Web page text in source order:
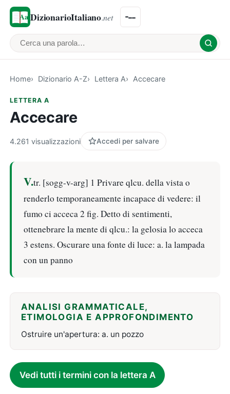
DizionarioItaliano.net
Cerca una parola
Home Dizionario A-Z Lettera A Accecare
LETTERA A
Accecare
4.261 visualizzazioni Accedi per salvare
V.tr. [sogg-v-arg] 1 Privare qlcu. della vista o
renderlo temporaneamente incapace di vedere: il
fumo ci acceca 2 fig. Detto di sentimenti,
ottenebrare la mente di qlcu.: la gelosia lo acceca
3 estens. Oscurare una fonte di luce: a. la lampada
con un panno
ANALISI GRAMMATICALE,
ETIMOLOGIA E APPROFONDIMENTO
Ostruire un'apertura: a. un pozzo
Vedi tutti i termini con la lettera A